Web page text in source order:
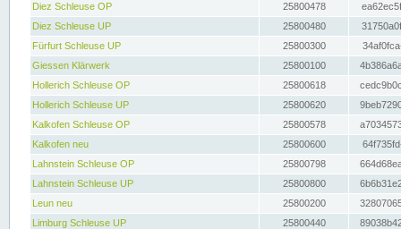
Diez Schleuse OP
25800478
Diez Schleuse UP
25800480
Fürfurt Schleuse UP
25800300
Giessen Klärwerk
25800100
Hollerich Schleuse OP
25800618
Hollerich Schleuse UP
25800620
Kalkofen Schleuse OP
25800578
Kalkofen neu
25800600
Lahnstein Schleuse OP
25800798
Lahnstein Schleuse UP
25800800
Leun neu
25800200
Limburg Schleuse UP
25800440